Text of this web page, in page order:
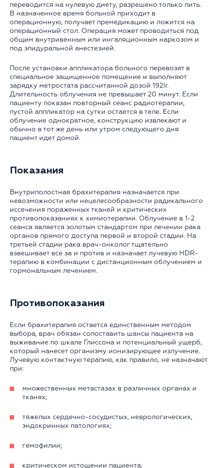
переводится на нулевую диету, разрешено только пить.
В назначенное время больной приходит в
операционную, получает премедикацию и ложится на
операционный стол. Операция может проводиться под
общим внутривенным или ингаляционным наркозом и
под эпидуральной анестезией.
После установки аппликатора больного перевозят в
специальное защищенное помещение и выполняют
зарядку метростата рассчитанной дозой 192Ir.
Длительность облучения не превышает 20 минут. Если
пациенту показан повторный сеанс радиотерапии,
пустой аппликатор на сутки остается в теле. Если
облучение однократное, конструкцию извлекают и
обычно в тот же день или утром следующего дня
пациент идет домой.
Показания
Внутриполостная брахитерапия назначается при
невозможности или нецелесообразности радикального
иссечения пораженных тканей и критических
противопоказаниях к химиотерапии. Облучение в 1-2
сеанса является золотым стандартом при лечении рака
органов прямого доступа первой и второй стадии. На
третьей стадии рака врач-онколог тщательно
взвешивает все за и против и назначает лучевую HDR-
терапию в комбинации с дистанционным облучением и
гормональным лечением.
Противопоказания
Если брахитерапия остается единственным методом
выбора, врач обязан сопоставить шансы пациента на
выживание по шкале Глиссона и потенциальный ущерб,
который нанесет организму ионизирующее излучение.
Лучевую контактную терапию, как правило, не назначают
при:
множественных метастазах в различных органах и
тканях;
тяжелых сердечно-сосудистых, неврологических,
эндокринных патологиях;
гемофилии;
критическом истощении пациента;